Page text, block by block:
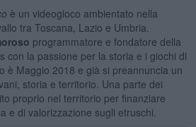
è un videogioco ambientato nella
tra Toscana, Lazio e Umbria.
programmatore e fondatore della
con la passione per la storia e i giochi di
è Maggio 2018 e già si preannuncia un
storia e territorio. Una parte dei
proprio nel territorio per finanziare
e di valorizzazione sugli etruschi.